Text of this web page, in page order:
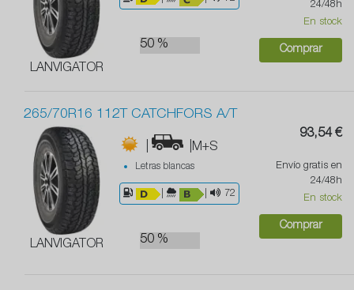
LANVIGATOR
50 %
24/48h
En stock
Comprar
265/70R16 112T CATCHFORS A/T
LANVIGATOR
| |M+S
Letras blancas
72
50 %
93,54 €
Envío gratis en
24/48h
En stock
Comprar